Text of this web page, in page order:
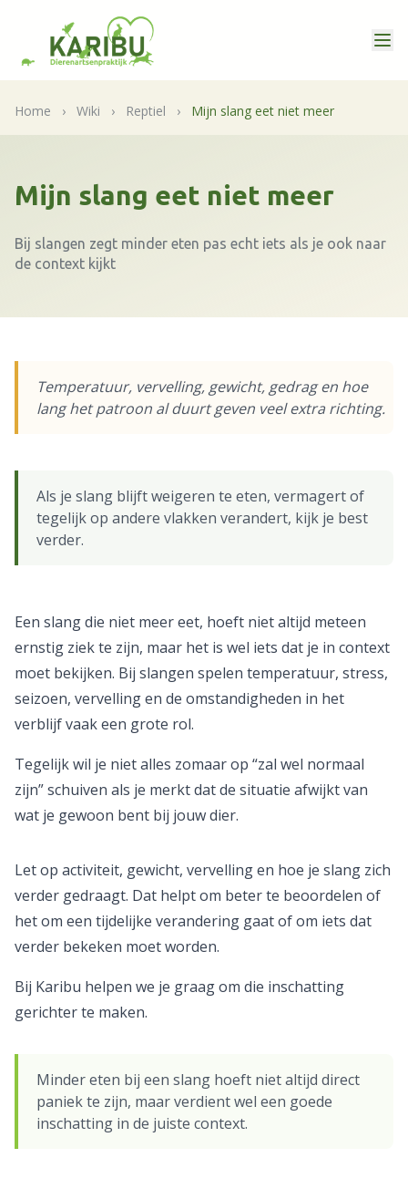
Home › Wiki › Reptiel › Mijn slang eet niet meer
Mijn slang eet niet meer
Bij slangen zegt minder eten pas echt iets als je ook naar
de context kijkt
Temperatuur, vervelling, gewicht, gedrag en hoe
lang het patroon al duurt geven veel extra richting.
Als je slang blijft weigeren te eten, vermagert of
tegelijk op andere vlakken verandert, kijk je best
verder.
Een slang die niet meer eet, hoeft niet altijd meteen
ernstig ziek te zijn, maar het is wel iets dat je in context
moet bekijken. Bij slangen spelen temperatuur, stress,
seizoen, vervelling en de omstandigheden in het
verblijf vaak een grote rol.
Tegelijk wil je niet alles zomaar op “zal wel normaal
zijn” schuiven als je merkt dat de situatie afwijkt van
wat je gewoon bent bij jouw dier.
Let op activiteit, gewicht, vervelling en hoe je slang zich
verder gedraagt. Dat helpt om beter te beoordelen of
het om een tijdelijke verandering gaat of om iets dat
verder bekeken moet worden.
Bij Karibu helpen we je graag om die inschatting
gerichter te maken.
Minder eten bij een slang hoeft niet altijd direct
paniek te zijn, maar verdient wel een goede
inschatting in de juiste context.